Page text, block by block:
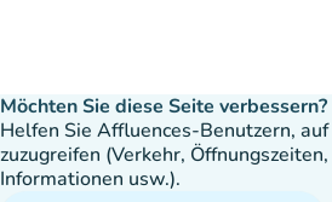
Möchten Sie diese Seite verbessern?
Helfen Sie Affluences-Benutzern,
zuzugreifen (Verkehr,
Informationen usw.).